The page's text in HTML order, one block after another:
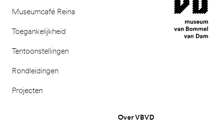
Museumcafé Reina
Toegankelijkheid
Tentoonstellingen
Rondleidingen
Projecten
Over VBVD